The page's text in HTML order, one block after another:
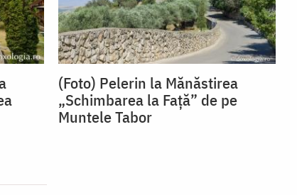
(Foto) Pelerin la Mănăstirea
„Schimbarea la Față” de pe
Muntele Tabor